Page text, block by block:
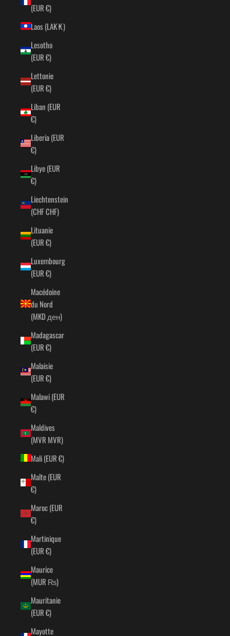
(EUR €)
Laos (LAK ₭)
Lesotho
(EUR €)
Lettonie
(EUR €)
Liban (EUR
€)
Liberia (EUR
€)
Libye (EUR
€)
Liechtenstein
(CHF CHF)
Lituanie
(EUR €)
Luxembourg
(EUR €)
Macédoine
du Nord
(MKD ден)
Madagascar
(EUR €)
Malaisie
(EUR €)
Malawi (EUR
€)
Maldives
(MVR MVR)
Mali (EUR €)
Malte (EUR
€)
Maroc (EUR
€)
Martinique
(EUR €)
Maurice
(MUR ₨)
Mauritanie
(EUR €)
Mayotte